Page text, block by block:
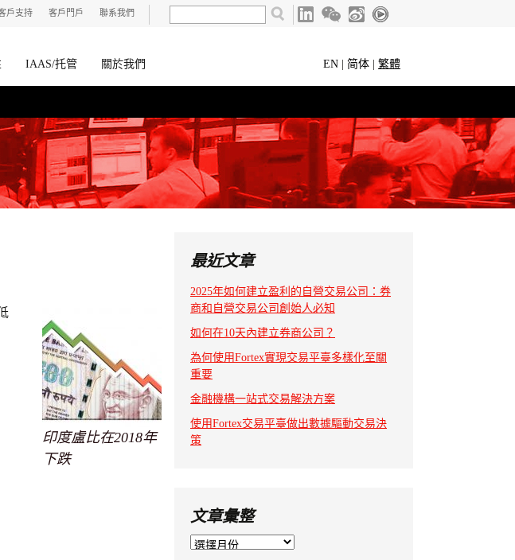
戶支持 客戶門戶 聯系我們
IAAS/托管 關於我們 EN 简体 繁體
印度盧比在2018年
下跌
最近文章
2025年如何建立盈利的自營交易公司：券
商和自營交易公司創始人必知
如何在10天內建立券商公司？
為何使用Fortex實現交易平臺多樣化至關
重要
金融機構一站式交易解決方案
使用Fortex交易平臺做出數據驅動交易決
策
文章彙整
文